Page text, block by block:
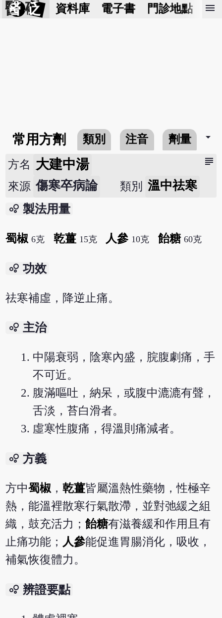
醫 砭 資料庫 電子書 門診地點 預
menu
常用方劑 類別 注音 劑量 arrow_drop_down
subject
方名 大建中湯
來源 傷寒卒病論 類別 溫中祛寒
bubble_chart 製法用量
蜀椒 6克 乾薑 15克 人參 10克 飴糖 60克
bubble_chart 功效
祛寒補虛，降逆止痛。
bubble_chart 主治
中陽衰弱，陰寒內盛，脘腹劇痛，手
不可近。
腹滿嘔吐，納呆，或腹中漉漉有聲，
舌淡，苔白滑者。
虛寒性腹痛，得溫則痛減者。
bubble_chart 方義
方中蜀椒 ，乾薑皆屬溫熱性藥物，性極辛
熱，能溫裡散寒行氣散滯，並對弛緩之組
織，鼓充活力；飴糖有滋養緩和作用且有
止痛功能； 人參能促進胃腸消化，吸收，
補氣恢復體力。
bubble_chart 辨證要點